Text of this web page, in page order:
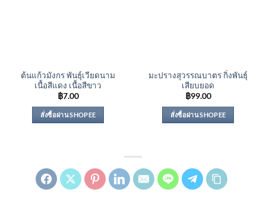
ต้นแก้วมังกร พันธุ์เวียดนาม
เนื้อสีแดง เนื้อสีขาว
฿7.00
สั่งซื้อผ่าน SHOPEE
มะปรางสุวรรณบาตร กิ่งพันธุ์
เสียบยอด
฿99.00
สั่งซื้อผ่าน SHOPEE